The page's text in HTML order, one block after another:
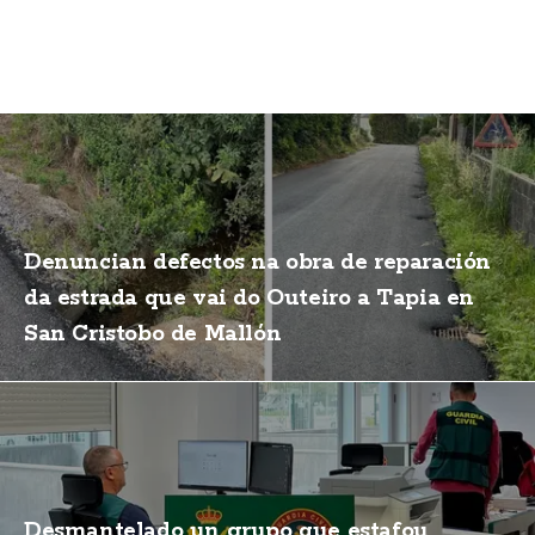
Denuncian defectos na obra de reparación
da estrada que vai do Outeiro a Tapia en
San Cristobo de Mallón